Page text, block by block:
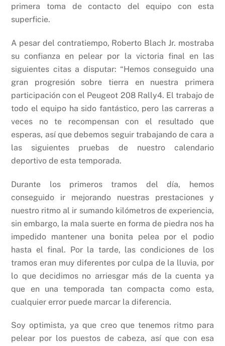
primera toma de contacto del equipo con esta
superficie.
A pesar del contratiempo, Roberto Blach Jr. mostraba
su confianza en pelear por la victoria final en las
siguientes citas a disputar: “Hemos conseguido una
gran progresión sobre tierra en nuestra primera
participación con el Peugeot 208 Rally4. El trabajo de
todo el equipo ha sido fantástico, pero las carreras a
veces no te recompensan con el resultado que
esperas, así que debemos seguir trabajando de cara a
las siguientes pruebas de nuestro calendario
deportivo de esta temporada.
Durante los primeros tramos del día, hemos
conseguido ir mejorando nuestras prestaciones y
nuestro ritmo al ir sumando kilómetros de experiencia,
sin embargo, la mala suerte en forma de piedra nos ha
impedido mantener una bonita pelea por el podio
hasta el final. Por la tarde, las condiciones de los
tramos eran muy diferentes por culpa de la lluvia, por
lo que decidimos no arriesgar más de la cuenta ya
que en una temporada tan compacta como esta,
cualquier error puede marcar la diferencia.
Soy optimista, ya que creo que tenemos ritmo para
pelear por los puestos de cabeza, así que con esa